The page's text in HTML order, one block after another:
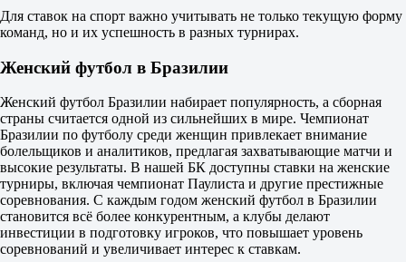
10.5
2.05
1.68
10 матчей 1-й тайм
1.30
5.00
1X
12
X2
1.13
1.03
3.20
Фора
1
2
Для ставок на спорт важно учитывать не только текущую форму
команд, но и их успешность в разных турнирах.
Женский футбол в Бразилии
Женский футбол Бразилии набирает популярность, а сборная
страны считается одной из сильнейших в мире. Чемпионат
Бразилии по футболу среди женщин привлекает внимание
болельщиков и аналитиков, предлагая захватывающие матчи и
высокие результаты. В нашей БК доступны ставки на женские
турниры, включая чемпионат Паулиста и другие престижные
соревнования. С каждым годом женский футбол в Бразилии
становится всё более конкурентным, а клубы делают
инвестиции в подготовку игроков, что повышает уровень
соревнований и увеличивает интерес к ставкам.